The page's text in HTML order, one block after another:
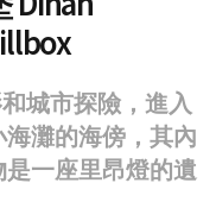
城市探險，進入
灘的海傍，其內
一座里昂燈的遺